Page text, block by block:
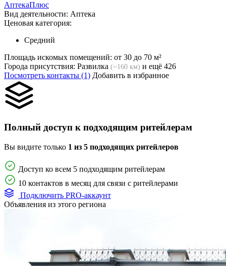
АптекаПлюс
Вид деятельности: Аптека
Ценовая категория:
Средний
Площадь искомых помещений: от 30 до 70 м²
Города присутствия: Развилка (~160 км) и ещё 426
Посмотреть контакты (1) Добавить в избранное
Полный доступ к подходящим ритейлерам
Вы видите только 1 из 5 подходящих ритейлеров
Доступ ко всем 5 подходящим ритейлерам
10 контактов в месяц для связи с ритейлерами
Подключить PRO-аккаунт
Объявления из этого региона